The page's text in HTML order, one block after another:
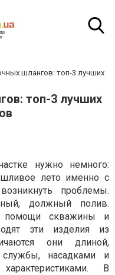
шлангов: топ-3 лучших
топ-3 лучших
нужно немного:
лето именно с
проблемы.
должный полив.
помощи скважины и
эти изделия из
они длиной,
насадками и
В